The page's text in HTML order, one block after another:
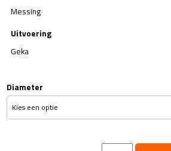
Messing
Uitvoering
Geka
Diameter